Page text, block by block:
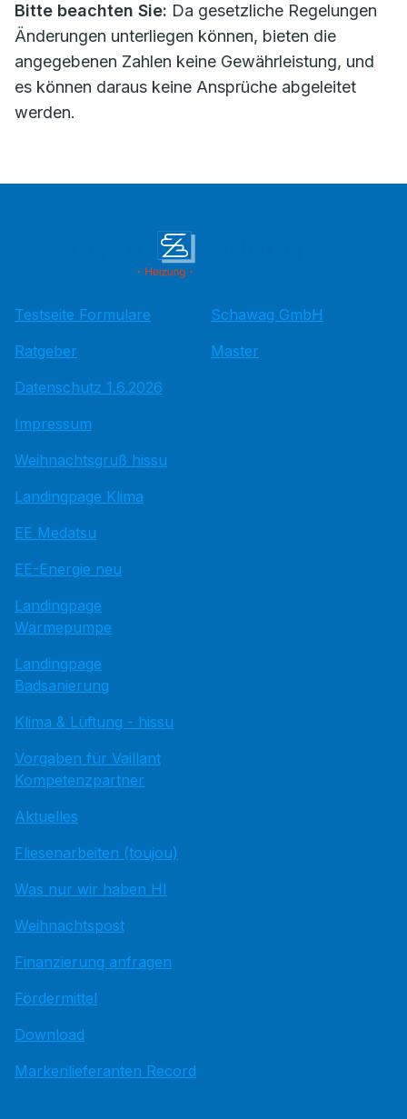
Bitte beachten Sie: Da gesetzliche Regelungen
Änderungen unterliegen können, bieten die
angegebenen Zahlen keine Gewährleistung, und
es können daraus keine Ansprüche abgeleitet
werden.
Testseite Formulare
Ratgeber
Datenschutz 1.6.2026
Impressum
Weihnachtsgruß hissu
Landingpage Klima
EE Medatsu
EE-Energie neu
Landingpage
Wärmepumpe
Landingpage
Badsanierung
Klima & Lüftung - hissu
Vorgaben für Vaillant
Kompetenzpartner
Aktuelles
Fliesenarbeiten (toujou)
Was nur wir haben HI
Weihnachtspost
Finanzierung anfragen
Fördermittel
Download
Markenlieferanten Record
Schawag GmbH
Master